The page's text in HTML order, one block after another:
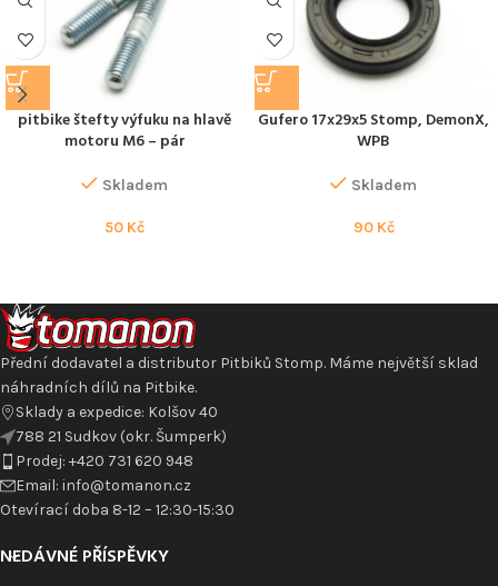
pitbike štefty výfuku na hlavě
motoru M6 – pár
Skladem
50 Kč
Gufero 17x29x5 Stomp, DemonX,
WPB
Skladem
90 Kč
Přední dodavatel a distributor Pitbiků Stomp. Máme největší sklad
náhradních dílů na Pitbike.
Sklady a expedice: Kolšov 40
788 21 Sudkov (okr. Šumperk)
Prodej: +420 731 620 948
Email: info@tomanon.cz
Otevírací doba 8-12 – 12:30-15:30
NEDÁVNÉ PŘÍSPĚVKY